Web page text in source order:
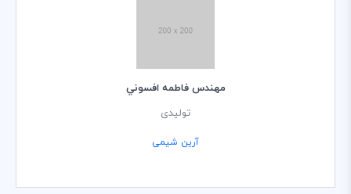
مهندس فاطمه افسوني
تولیدی
آرین شیمی